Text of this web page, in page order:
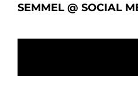
SEMMEL @ SOCIAL